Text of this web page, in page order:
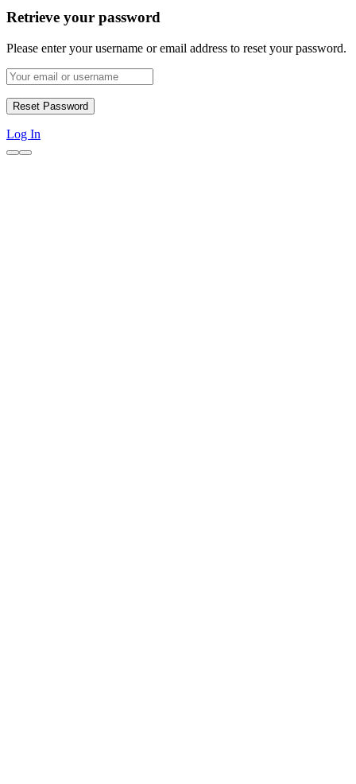
Retrieve your password
Please enter your username or email address to reset your password.
Log In